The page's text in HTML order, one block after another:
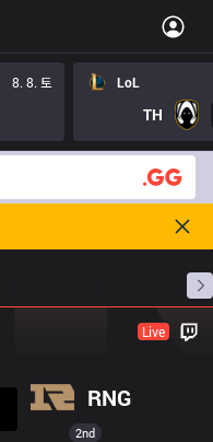
8. 8. 토
LoL
TH
프로빌
Live
RNG
2nd